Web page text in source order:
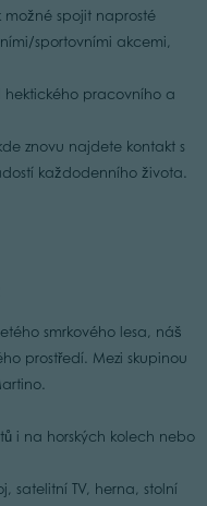
spojit naprosté
sportovními akcemi,
hektického pracovního a
znovu najdete kontakt s
každodenního života.
smrkového lesa, náš
prostředí. Mezi skupinou
i na horských kolech nebo
satelitní TV, herna, stolní